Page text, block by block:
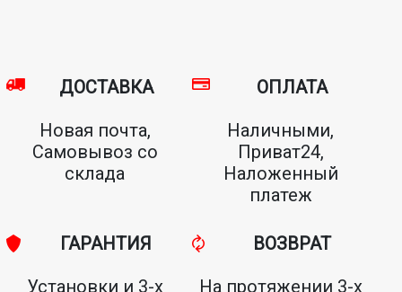
ДОСТАВКА
Новая почта,
Самовывоз со
склада
ОПЛАТА
Наличными,
Приват24,
Наложенный
платеж
ГАРАНТИЯ
Установки и 3-х
ВОЗВРАТ
На протяжении 3-х